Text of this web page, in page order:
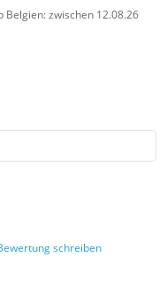
zwischen 12.08.26
schreiben